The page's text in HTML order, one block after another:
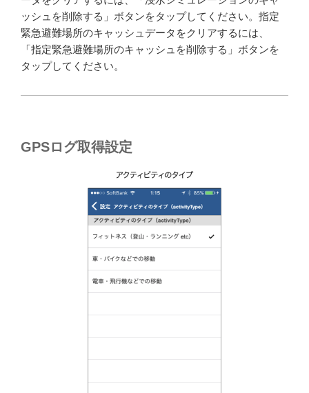
ッシュを削除する」ボタンをタップしてください。指定
緊急避難場所のキャッシュデータをクリアするには、
「指定緊急避難場所のキャッシュを削除する」ボタンを
タップしてください。
GPSログ取得設定